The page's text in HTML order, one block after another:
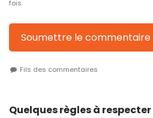
fois.
Soumettre le commentaire
Fils des commentaires
Quelques règles à respecter